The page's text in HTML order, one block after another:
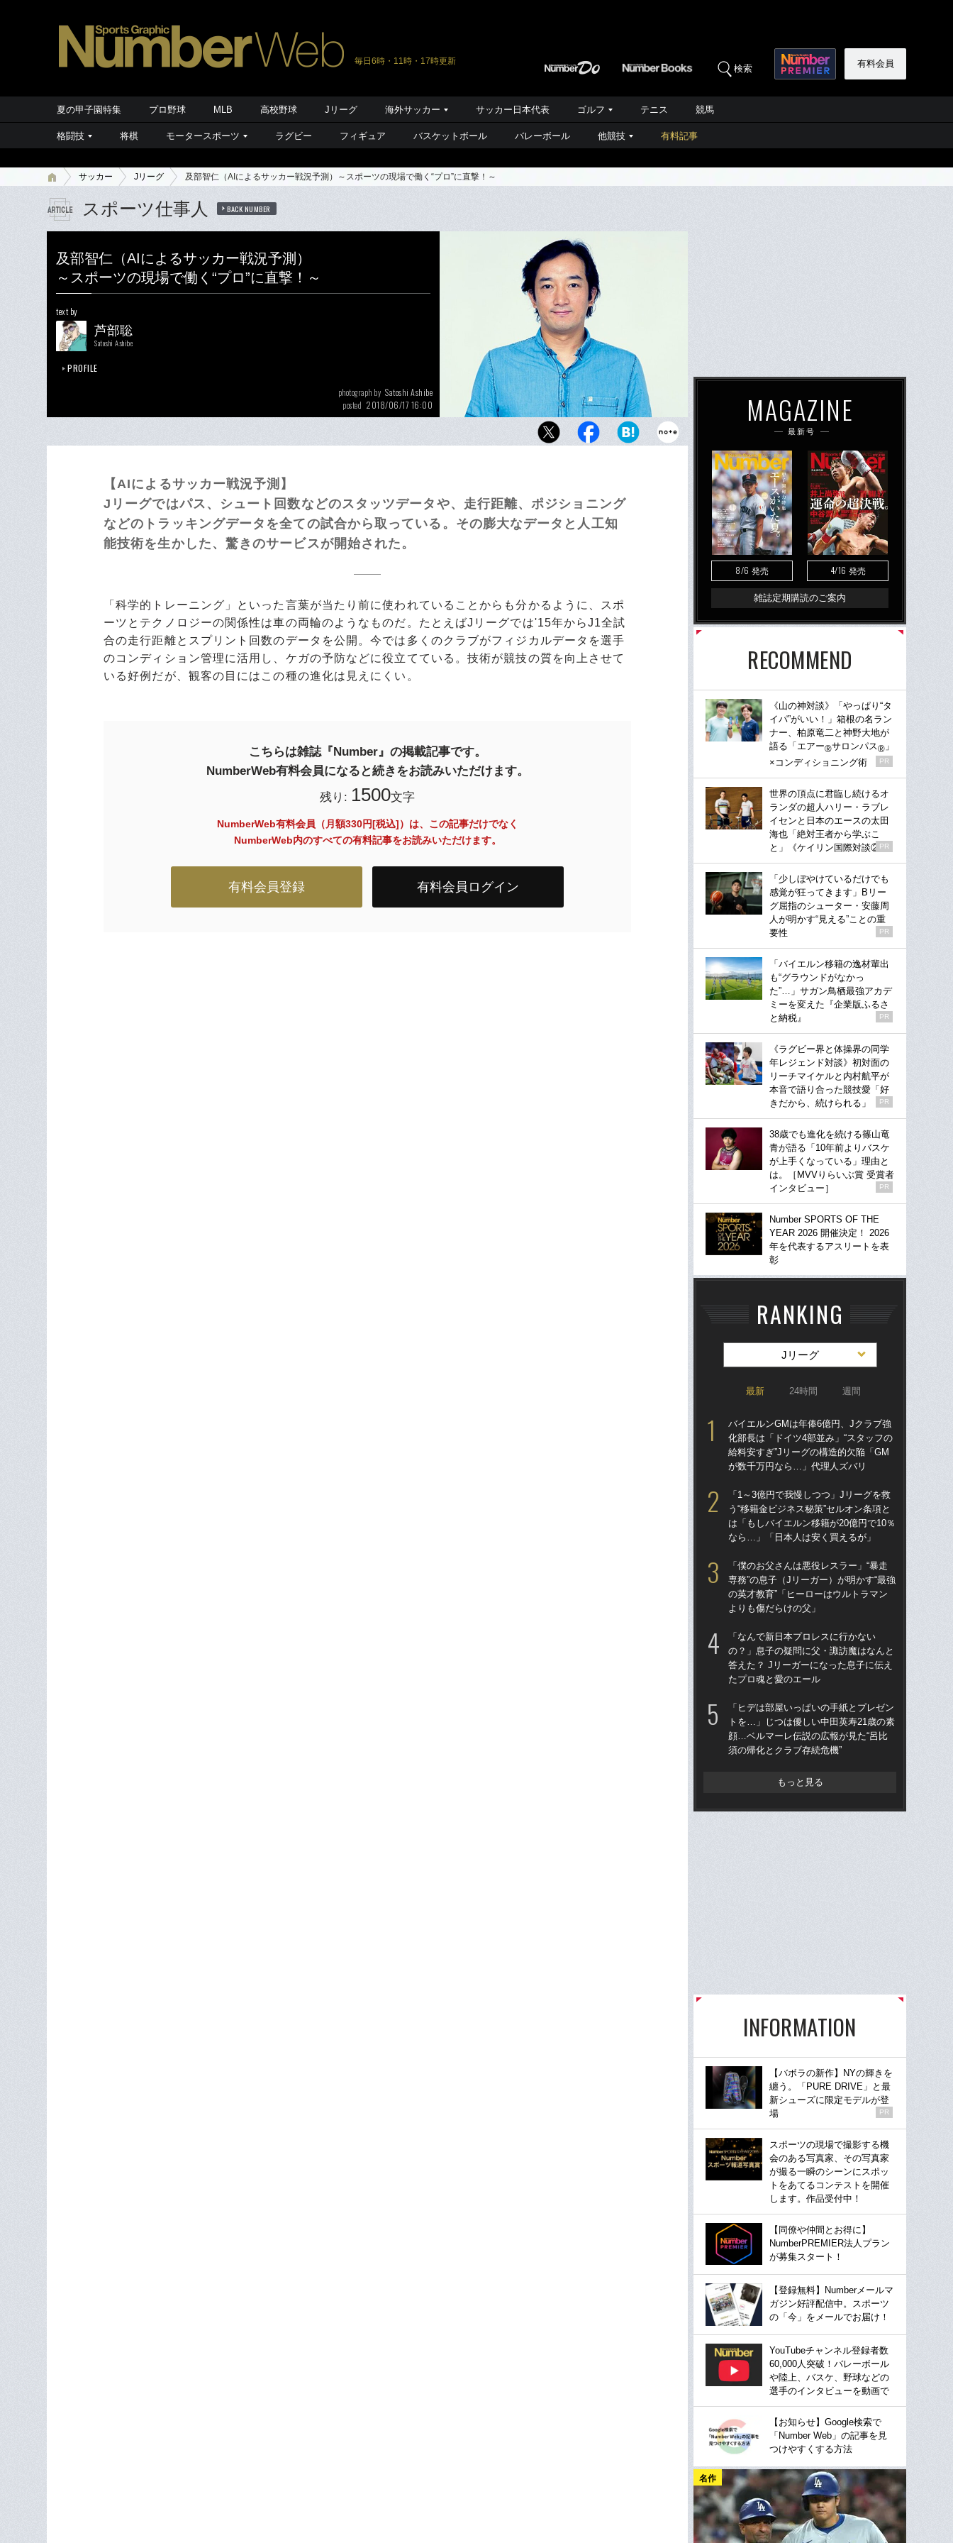
毎日6時・11時・17時更新
検索 有料会員
夏の甲子園特集 プロ野球 MLB 高校野球 Jリーグ 海外サッカー サッカー日本代表 ゴルフ テニス 競馬
格闘技 将棋 モータースポーツ ラグビー フィギュア バスケットボール バレーボール 他競技 有料記事
サッカー Jリーグ 及部智仁（AIによるサッカー戦況予測）～スポーツの現場で働く“プロ”に直撃！～
スポーツ仕事人 BACK NUMBER
及部智仁（AIによるサッカー戦況予測）
～スポーツの現場で働く“プロ”に直撃！～
text by
芦部聡
Satoshi Ashibe
PROFILE
photograph by Satoshi Ashibe
posted 2018/06/17 16:00
【AIによるサッカー戦況予測】
Jリーグではパス、シュート回数などのスタッツデータや、走行距離、ポジショニング
などのトラッキングデータを全ての試合から取っている。その膨大なデータと人工知
能技術を生かした、驚きのサービスが開始された。
「科学的トレーニング」といった言葉が当たり前に使われていることからも分かるように、スポ
ーツとテクノロジーの関係性は車の両輪のようなものだ。たとえばJリーグでは'15年からJ1全試
合の走行距離とスプリント回数のデータを公開。今では多くのクラブがフィジカルデータを選手
のコンディション管理に活用し、ケガの予防などに役立てている。技術が競技の質を向上させて
いる好例だが、観客の目にはこの種の進化は見えにくい。
こちらは雑誌『Number』の掲載記事です。
NumberWeb有料会員になると続きをお読みいただけます。
残り: 1500文字
NumberWeb有料会員（月額330円[税込]）は、この記事だけでなく
NumberWeb内のすべての有料記事をお読みいただけます。
有料会員登録 有料会員ログイン
MAGAZINE
最新号
8/6 発売 4/16 発売
雑誌定期購読のご案内
RECOMMEND
《山の神対談》「やっぱり“タ
イパ”がいい！」箱根の名ラン
ナー、柏原竜二と神野大地が
語る「エアー®サロンパス® 」
×コンディショニング術
PR
世界の頂点に君臨し続けるオ
ランダの超人ハリー・ラブレ
イセンと日本のエースの太田
海也「絶対王者から学ぶこ
と」《ケイリン国際対談②》
PR
「少しぼやけているだけでも
感覚が狂ってきます」Bリー
グ屈指のシューター・安藤周
人が明かす“見える”ことの重
要性
PR
「バイエルン移籍の逸材輩出
も“グラウンドがなかっ
た”…」サガン鳥栖最強アカデ
ミーを変えた『企業版ふるさ
と納税』
PR
《ラグビー界と体操界の同学
年レジェンド対談》初対面の
リーチマイケルと内村航平が
本音で語り合った競技愛「好
きだから、続けられる」
PR
38歳でも進化を続ける篠山竜
青が語る「10年前よりバスケ
が上手くなっている」理由と
は。［MVVりらいぶ賞 受賞者
インタビュー］
PR
Number SPORTS OF THE
YEAR 2026 開催決定！ 2026
年を代表するアスリートを表
彰
RANKING
Jリーグ
最新 24時間 週間
バイエルンGMは年俸6億円、Jクラブ強
化部長は「ドイツ4部並み」“スタッフの
給料安すぎ”Jリーグの構造的欠陥「GM
が数千万円なら…」代理人ズバリ
「1～3億円で我慢しつつ」Jリーグを救
う“移籍金ビジネス秘策”セルオン条項と
は「もしバイエルン移籍が20億円で10％
なら…」「日本人は安く買えるが」
「僕のお父さんは悪役レスラー」“暴走
専務”の息子（Jリーガー）が明かす“最強
の英才教育”「ヒーローはウルトラマン
よりも傷だらけの父」
「なんで新日本プロレスに行かない
の？」息子の疑問に父・諏訪魔はなんと
答えた？ Jリーガーになった息子に伝え
たプロ魂と愛のエール
「ヒデは部屋いっぱいの手紙とプレゼン
トを…」じつは優しい中田英寿21歳の素
顔…ベルマーレ伝説の広報が見た“呂比
須の帰化とクラブ存続危機”
もっと見る
INFORMATION
【バボラの新作】NYの輝きを
纏う。「PURE DRIVE」と最
新シューズに限定モデルが登
場
PR
スポーツの現場で撮影する機
会のある写真家、その写真家
が撮る一瞬のシーンにスポッ
トをあてるコンテストを開催
します。作品受付中！
【同僚や仲間とお得に】
NumberPREMIER法人プラン
が募集スタート！
【登録無料】Numberメールマ
ガジン好評配信中。スポーツ
の「今」をメールでお届け！
YouTubeチャンネル登録者数
60,000人突破！バレーボール
や陸上、バスケ、野球などの
選手のインタビューを動画で
【お知らせ】Google検索で
「Number Web」の記事を見
つけやすくする方法
名作